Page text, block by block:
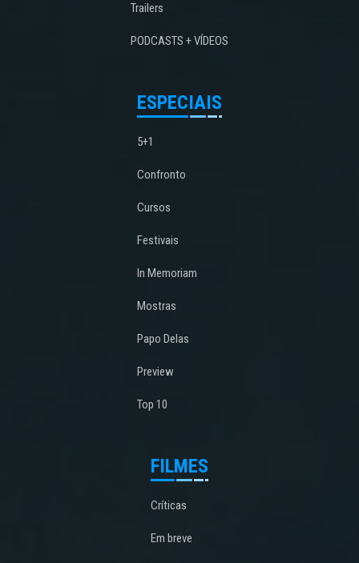
Trailers
PODCASTS + VÍDEOS
ESPECIAIS
5+1
Confronto
Cursos
Festivais
In Memoriam
Mostras
Papo Delas
Preview
Top 10
FILMES
Críticas
Em breve